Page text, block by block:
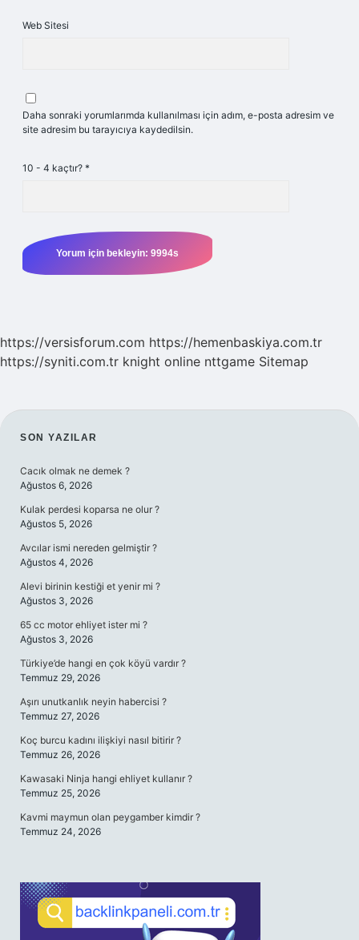
Web Sitesi
Daha sonraki yorumlarımda kullanılması için adım, e-posta adresim ve
site adresim bu tarayıcıya kaydedilsin.
10 - 4 kaçtır? *
https://versisforum.com https://hemenbaskiya.com.tr
https://syniti.com.tr knight online nttgame Sitemap
SIDEBAR
SON YAZILAR
Cacık olmak ne demek ?
Ağustos 6, 2026
Kulak perdesi koparsa ne olur ?
Ağustos 5, 2026
Avcılar ismi nereden gelmiştir ?
Ağustos 4, 2026
Alevi birinin kestiği et yenir mi ?
Ağustos 3, 2026
65 cc motor ehliyet ister mi ?
Ağustos 3, 2026
Türkiye’de hangi en çok köyü vardır ?
Temmuz 29, 2026
Aşırı unutkanlık neyin habercisi ?
Temmuz 27, 2026
Koç burcu kadını ilişkiyi nasıl bitirir ?
Temmuz 26, 2026
Kawasaki Ninja hangi ehliyet kullanır ?
Temmuz 25, 2026
Kavmi maymun olan peygamber kimdir ?
Temmuz 24, 2026